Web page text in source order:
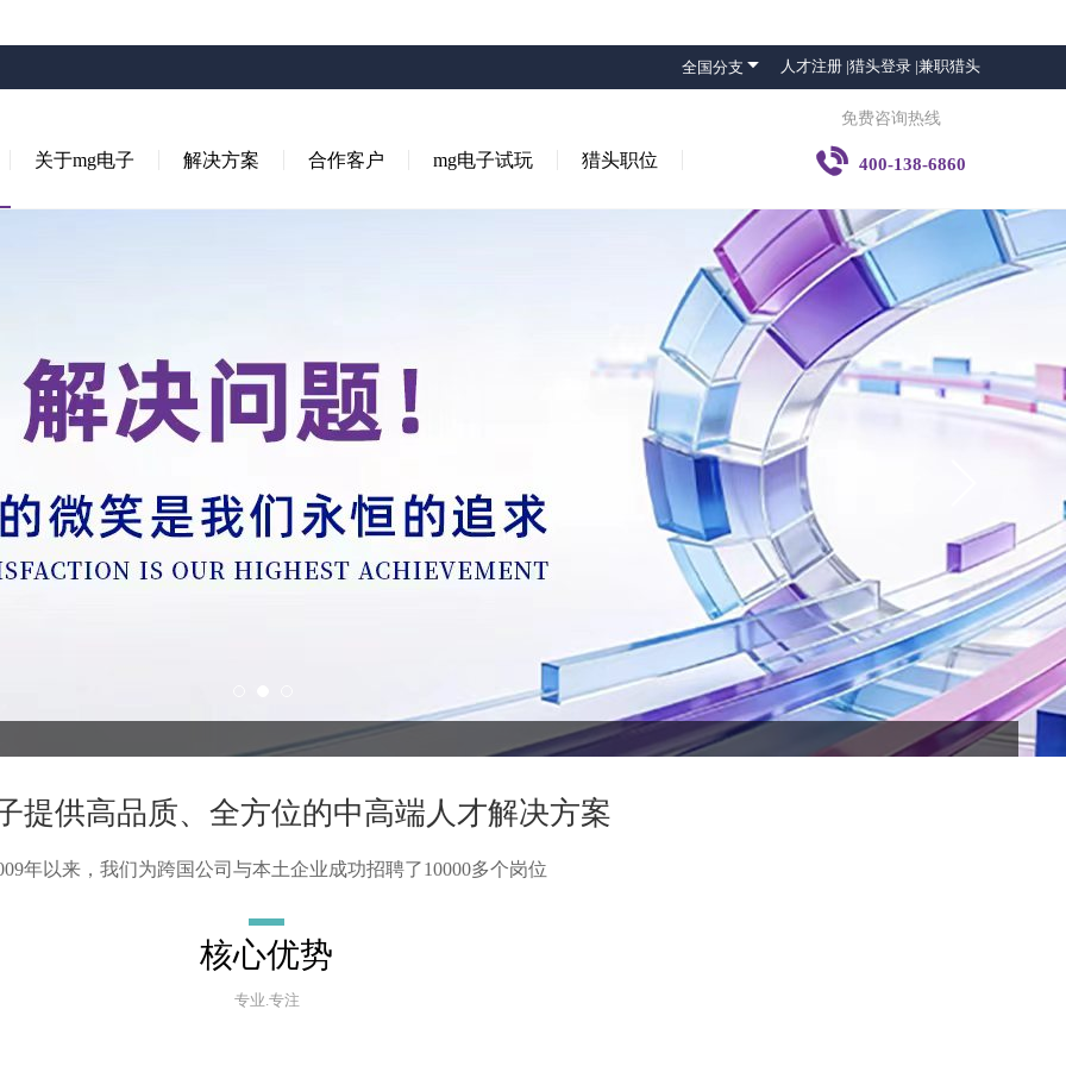
全国分支  人才注册 |猎头登录 |兼职猎头
关于mg电子 解决方案 合作客户 mg电子试玩 猎头职位
免费咨询热线
 400-138-6860
提供高品质、全方位的中高端人才解决方案
年以来，我们为跨国公司与本土企业成功招聘了10000多个岗位
核心优势
专业.专注